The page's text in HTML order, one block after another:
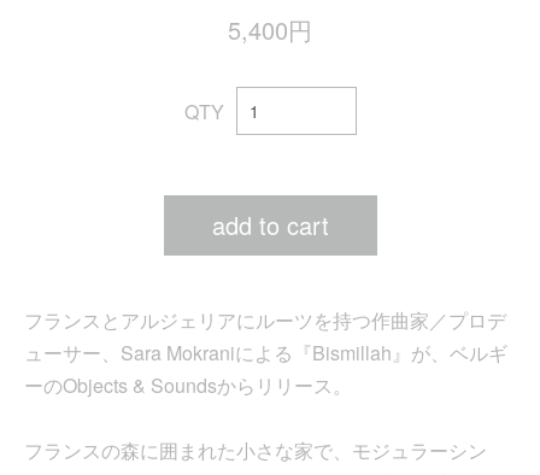
5,400円
QTY
add to cart
フランスとアルジェリアにルーツを持つ作曲家／プロデ
ューサー、Sara Mokraniによる『Bismillah』が、ベルギ
ーのObjects & Soundsからリリース。
フランスの森に囲まれた小さな家で、モジュラーシン